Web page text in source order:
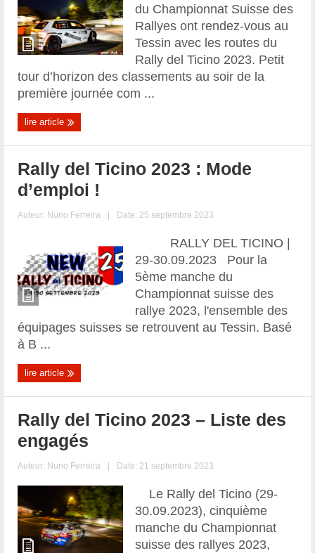
du Championnat Suisse des
Rallyes ont rendez-vous au
Tessin avec les routes du
Rally del Ticino 2023. Petit
tour d’horizon des classements au soir de la
première journée com ...
lire article
Rally del Ticino 2023 : Mode
d’emploi !
Auteur: Nuno Ferreira | Date: 25 septembre 2023
RALLY DEL TICINO |
29-30.09.2023 Pour la
5ème manche du
Championnat suisse des
rallye 2023, l'ensemble des
équipages suisses se retrouvent au Tessin. Basé
à B ...
lire article
Rally del Ticino 2023 – Liste des
engagés
Auteur: Nuno Ferreira | Date: 21 septembre 2023
Le Rally del Ticino (29-
30.09.2023), cinquième
manche du Championnat
suisse des rallyes 2023,